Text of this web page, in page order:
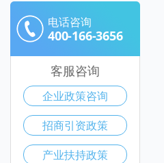
电话咨询
400-166-3656
客服咨询
企业政策咨询
招商引资政策
产业扶持政策